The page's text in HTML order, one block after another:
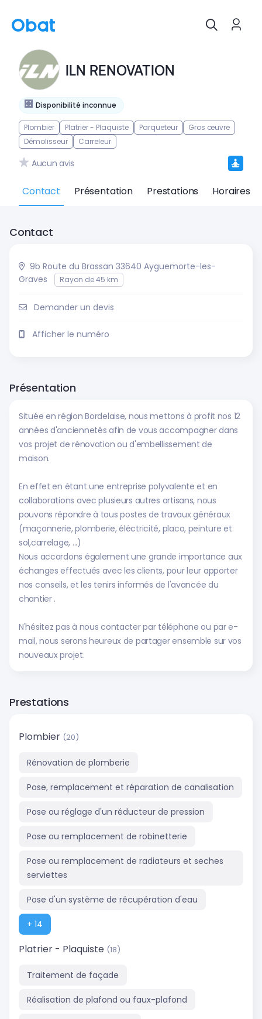
Disponibilité inconnue
ILN RENOVATION
Plombier Platrier - Plaquiste Parqueteur
Gros œuvre
Démolisseur
Carreleur
Aucun avis
Contact Présentation Prestations Horaires
Contact
9b Route du Brassan 33640 Ayguemorte-les-
Graves
Rayon de 45 km
Demander un devis
Afficher le numéro
Présentation
Située en région Bordelaise, nous mettons à profit nos 12
années d'anciennetés afin de vous accompagner dans
vos projet de rénovation ou d'embellissement de
maison.
En effet en étant une entreprise polyvalente et en
collaborations avec plusieurs autres artisans, nous
pouvons répondre à tous postes de travaux généraux
(maçonnerie, plomberie, éléctricité, placo, peinture et
sol,carrelage, ...)
Nous accordons également une grande importance aux
échanges effectués avec les clients, pour leur apporter
nos conseils, et les tenirs informés de l'avancée du
chantier .
N'hésitez pas à nous contacter par téléphone ou par e-
mail, nous serons heureux de partager ensemble sur vos
nouveaux projet.
Prestations
Plombier (20)
Rénovation de plomberie
Pose, remplacement et réparation de canalisation
Pose ou réglage d'un réducteur de pression
Pose ou remplacement de robinetterie
Pose ou remplacement de radiateurs et seches
serviettes
Pose d'un système de récupération d'eau
+ 14
Platrier - Plaquiste (18)
Traitement de façade
Réalisation de plafond ou faux-plafond